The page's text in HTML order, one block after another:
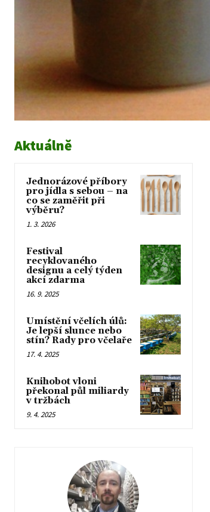
Aktuálně
Jednorázové příbory
pro jídla s sebou – na
co se zaměřit při
výběru?
1. 3. 2026
Festival
recyklovaného
designu a celý týden
akcí zdarma
16. 9. 2025
Umístění včelích úlů:
Je lepší slunce nebo
stín? Rady pro včelaře
17. 4. 2025
Knihobot vloni
překonal půl miliardy
v tržbách
9. 4. 2025